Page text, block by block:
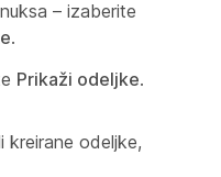
– izaberite
.
Prikaži odeljke.
kreirane odeljke,